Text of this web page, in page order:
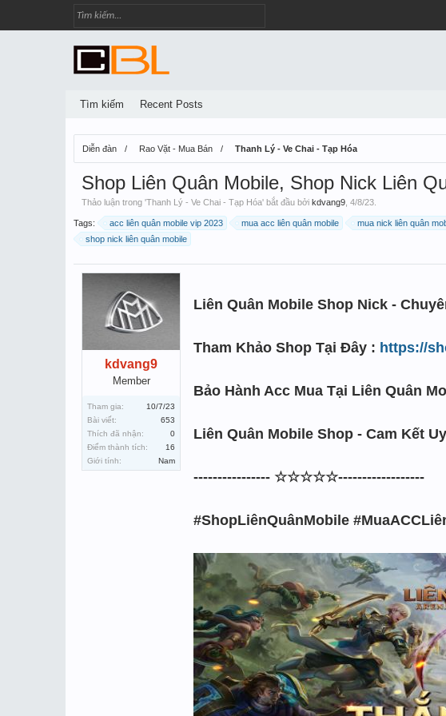
Diễn đàn Rao Vặt - Mua Bán Thanh Lý - Ve Chai - Tạp Hóa
Shop Liên Quân Mobile, Shop Nick Liên
Thảo luận trong 'Thanh Lý - Ve Chai - Tạp Hóa' bắt đầu bởi kdvang9 4/8/23
Tags: acc liên quân mobile vip 2023 mua acc liên quân mobile mua nick liên quân
shop nick liên quân mobile
kdvang9
Member
Tham gia:
10/7/23
Bài viết:
653
Thích đã nhận:
0
Điểm thành tích:
16
Giới tính:
Nam
Liên Quân Mobile Shop Nick -
Tham Khảo Shop Tại Đây : https://
Bảo Hành Acc Mua Tại Liên Quân
Liên Quân Mobile Shop - Cam Kết
---------------- ☆☆☆☆☆------------------
#ShopLiênQuânMobile
Tìm kiếm Recent Posts